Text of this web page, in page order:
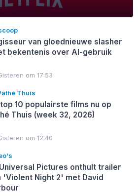
van gloednieuwe slasher
bekentenis over AI-gebruik
om 17:53
Thuis
10 populairste films nu op
Thuis (week 32, 2026)
om 12:40
Universal Pictures onthult trailer
'Violent Night 2' met David